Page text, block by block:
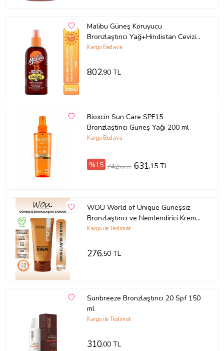
Malibu Güneş Koruyucu
Bronzlaştırıcı Yağ+Hindistan Cevizi
Yağı SPF15 200ml
Kargo Bedava
802,90 TL
Bioxcin Sun Care SPF15
Bronzlaştırıcı Güneş Yağı 200 ml
Kargo Bedava
%15 742,53 TL 631,15 TL
WOU World of Unique Güneşsiz
Bronzlaştırıcı ve Nemlendirici Krem
50ml-Self Tannı
Kargo ile Teslimat
276,50 TL
Sunbreeze Bronzlaştırıcı 20 Spf 150
ml
Kargo ile Teslimat
310,00 TL